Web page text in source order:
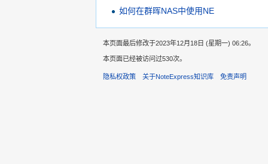
如何在群晖NAS中使用NE
本页面最后修改于2023年12月18日 (星期一) 06:26。
本页面已经被访问过530次。
隐私权政策 关于NoteExpress知识库 免责声明